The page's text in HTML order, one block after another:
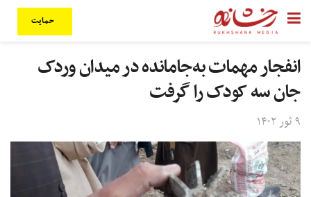
حمایت
انفجار مهمات به‌‌جامانده در میدان وردک
جان سه کودک را گرفت
۹ ثور ۱۴۰۲